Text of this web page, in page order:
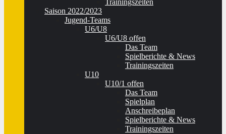
Trainingszeiten
Saison 2022/2023
Jugend-Teams
U6/U8
U6/U8 offen
Das Team
Spielberichte & News
Trainingszeiten
U10
U10/1 offen
Das Team
Spielplan
Anschreibeplan
Spielberichte & News
Trainingszeiten